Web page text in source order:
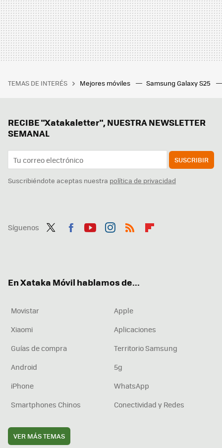
TEMAS DE INTERÉS Mejores móviles Samsung Galaxy S25
RECIBE "Xatakaletter", NUESTRA NEWSLETTER
SEMANAL
SUSCRIBIR
Suscribiéndote aceptas nuestra política de privacidad
Síguenos
En Xataka Móvil hablamos de...
Movistar
Apple
Xiaomi
Aplicaciones
Guías de compra
Territorio Samsung
Android
5g
iPhone
WhatsApp
Smartphones Chinos
Conectividad y Redes
VER MÁS TEMAS